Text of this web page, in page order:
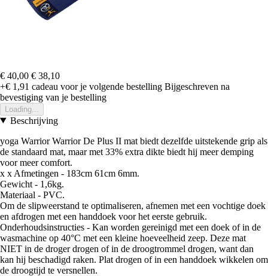
€ 40,00 € 38,10
+€ 1,91 cadeau voor je volgende bestelling Bijgeschreven na
bevestiging van je bestelling
Loading...
Beschrijving
yoga Warrior Warrior De Plus II mat biedt dezelfde uitstekende grip als
de standaard mat, maar met 33% extra dikte biedt hij meer demping
voor meer comfort.
x x Afmetingen - 183cm 61cm 6mm.
Gewicht - 1,6kg.
Materiaal - PVC.
Om de slipweerstand te optimaliseren, afnemen met een vochtige doek
en afdrogen met een handdoek voor het eerste gebruik.
Onderhoudsinstructies - Kan worden gereinigd met een doek of in de
wasmachine op 40°C met een kleine hoeveelheid zeep. Deze mat
NIET in de droger drogen of in de droogtrommel drogen, want dan
kan hij beschadigd raken. Plat drogen of in een handdoek wikkelen om
de droogtijd te versnellen.